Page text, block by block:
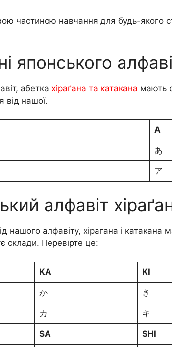
частиною навчання для будь-якого
японського
абетка хіраґана та катакана мають
від нашої.
A
あ
ア
алфавіт
нашого алфавіту, хірагана і
склади. Перевірте це:
KA KI
か き
カ キ
SA SHI